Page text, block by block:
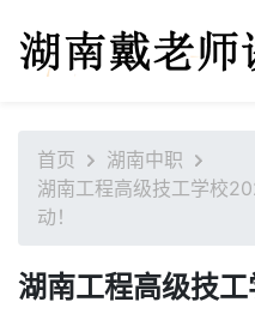
首页
湖南中职
湖南工程高级技工学校
动！
湖南工程高级技